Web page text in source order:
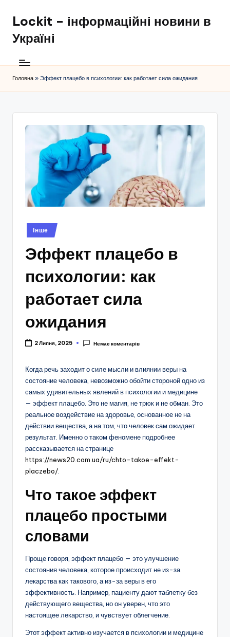
Перейти
вмісту
Lockit – інформаційні новини в
Україні
Головна » Эффект плацебо в психологии: как работает сила ожидания
Опубліковано
у
Інше
Эффект плацебо в
психологии: как
работает сила
ожидания
2 Липня, 2025 Немає коментарів
Когда речь заходит о силе мысли и влиянии веры на
состояние человека, невозможно обойти стороной одно из
самых удивительных явлений в психологии и медицине
— эффект плацебо. Это не магия, не трюк и не обман. Это
реальное воздействие на здоровье, основанное не на
действии вещества, а на том, что человек сам ожидает
результат. Именно о таком феномене подробнее
рассказывается на странице
https://news20.com.ua/ru/chto-takoe-effekt-
placzebo/
Что такое эффект
плацебо простыми
словами
Проще говоря, эффект плацебо — это улучшение
состояния человека, которое происходит не из-за
лекарства как такового, а из-за веры в его
эффективность. Например, пациенту дают таблетку без
действующего вещества, но он уверен, что это
настоящее лекарство, и чувствует облегчение.
Этот эффект активно изучается в психологии и медицине